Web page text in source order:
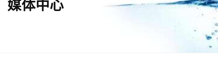
媒体中心